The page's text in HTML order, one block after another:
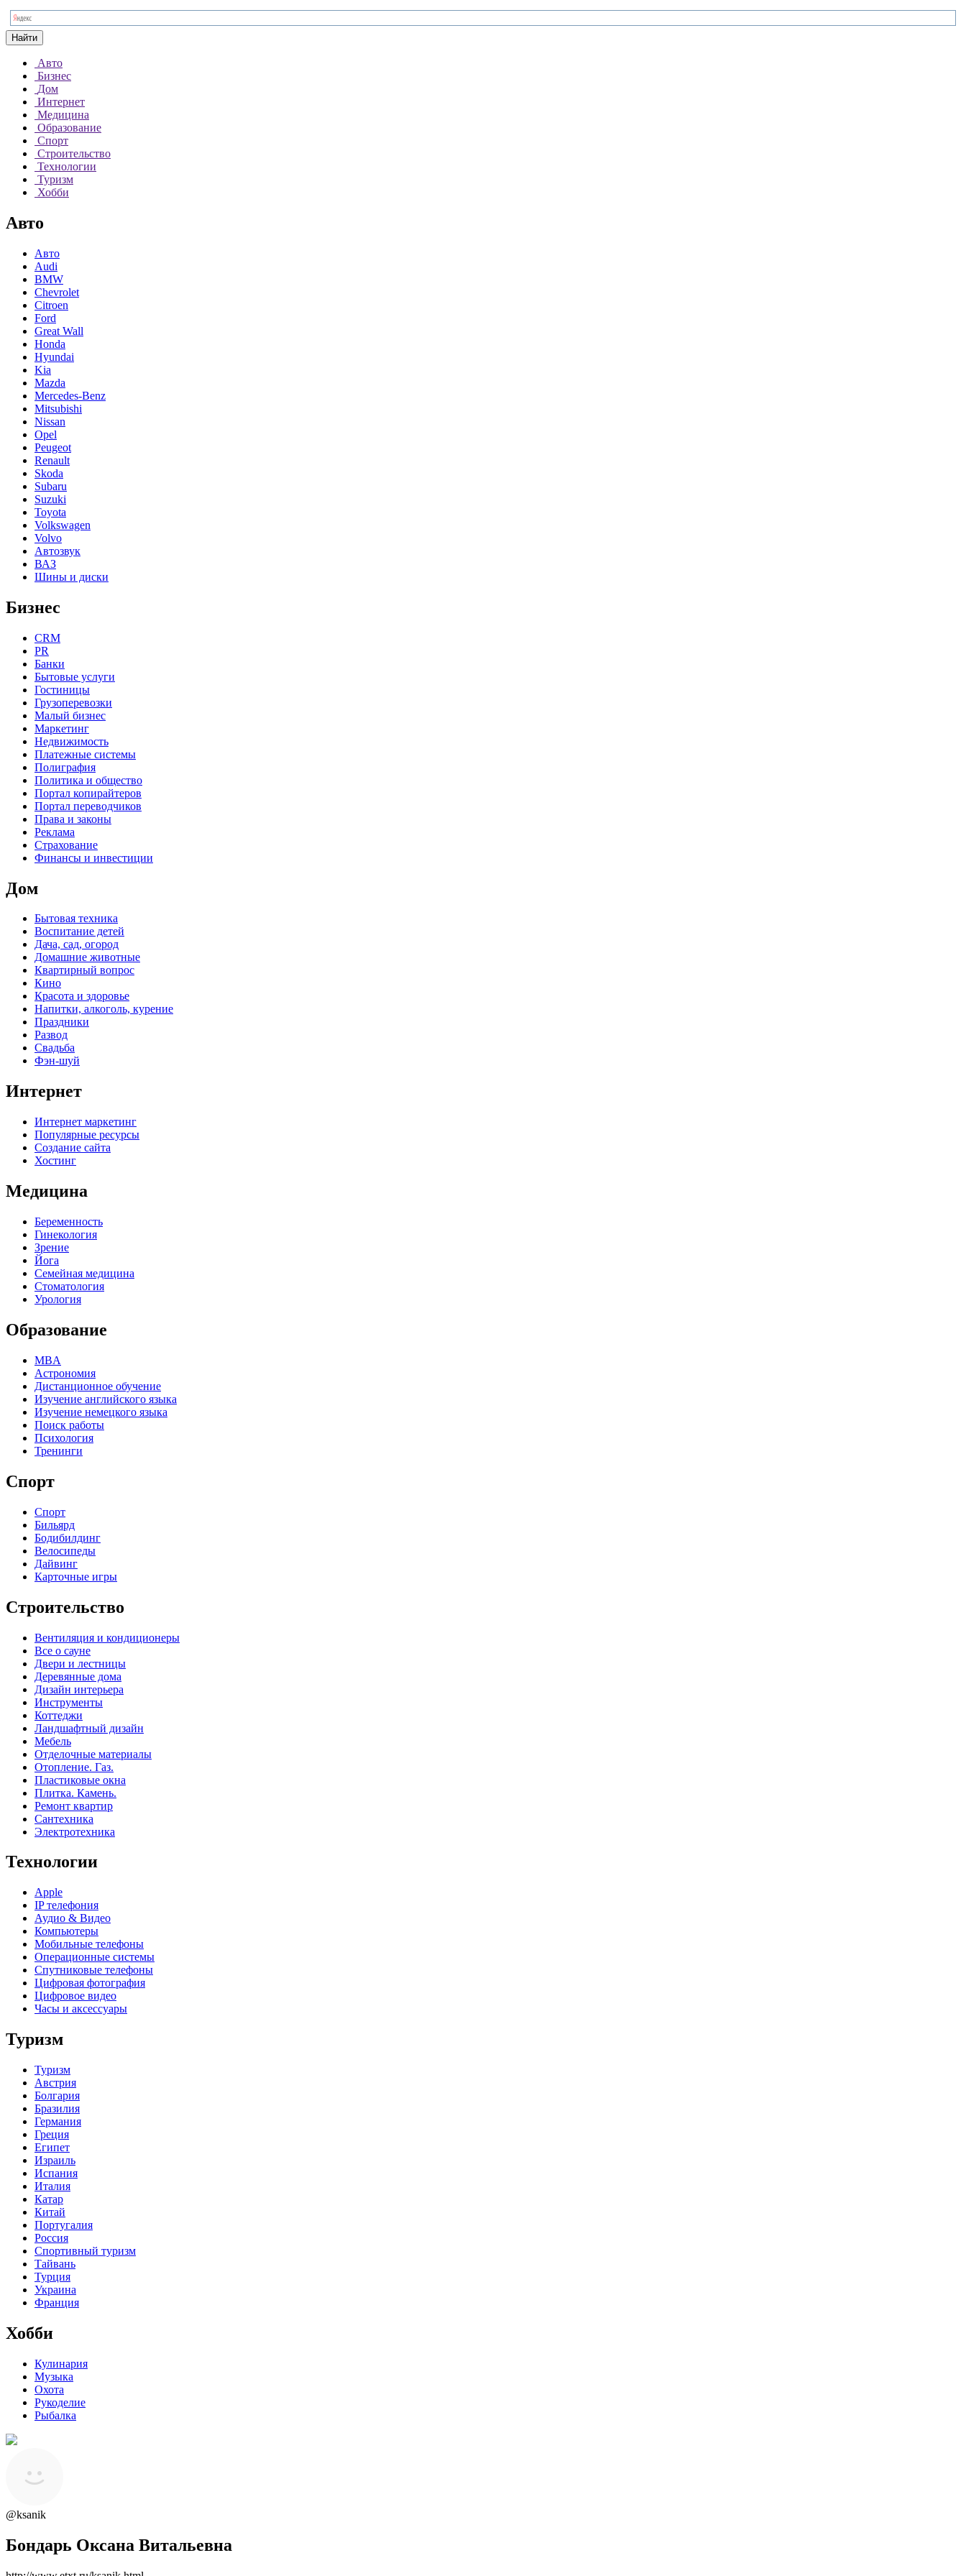
Найти
Авто
Бизнес
Дом
Интернет
Медицина
Образование
Спорт
Строительство
Технологии
Туризм
Хобби
Авто
Авто
Audi
BMW
Chevrolet
Citroen
Ford
Great Wall
Honda
Hyundai
Kia
Mazda
Mercedes-Benz
Mitsubishi
Nissan
Opel
Peugeot
Renault
Skoda
Subaru
Suzuki
Toyota
Volkswagen
Volvo
Автозвук
ВАЗ
Шины и диски
Бизнес
CRM
PR
Банки
Бытовые услуги
Гостиницы
Грузоперевозки
Малый бизнес
Маркетинг
Недвижимость
Платежные системы
Полиграфия
Политика и общество
Портал копирайтеров
Портал переводчиков
Права и законы
Реклама
Страхование
Финансы и инвестиции
Дом
Бытовая техника
Воспитание детей
Дача, сад, огород
Домашние животные
Квартирный вопрос
Кино
Красота и здоровье
Напитки, алкоголь, курение
Праздники
Развод
Свадьба
Фэн-шуй
Интернет
Интернет маркетинг
Популярные ресурсы
Создание сайта
Хостинг
Медицина
Беременность
Гинекология
Зрение
Йога
Семейная медицина
Стоматология
Урология
Образование
MBA
Астрономия
Дистанционное обучение
Изучение английского языка
Изучение немецкого языка
Поиск работы
Психология
Тренинги
Спорт
Спорт
Бильярд
Бодибилдинг
Велосипеды
Дайвинг
Карточные игры
Строительство
Вентиляция и кондиционеры
Все о сауне
Двери и лестницы
Деревянные дома
Дизайн интерьера
Инструменты
Коттеджи
Ландшафтный дизайн
Мебель
Отделочные материалы
Отопление. Газ.
Пластиковые окна
Плитка. Камень.
Ремонт квартир
Сантехника
Электротехника
Технологии
Apple
IP телефония
Аудио & Видео
Компьютеры
Мобильные телефоны
Операционные системы
Спутниковые телефоны
Цифровая фотография
Цифровое видео
Часы и аксессуары
Туризм
Туризм
Австрия
Болгария
Бразилия
Германия
Греция
Египет
Израиль
Испания
Италия
Катар
Китай
Португалия
Россия
Спортивный туризм
Тайвань
Турция
Украина
Франция
Хобби
Кулинария
Музыка
Охота
Рукоделие
Рыбалка
@ksanik
Бондарь Оксана Витальевна